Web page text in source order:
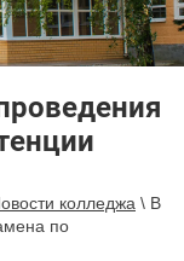
колледжа \ В
по